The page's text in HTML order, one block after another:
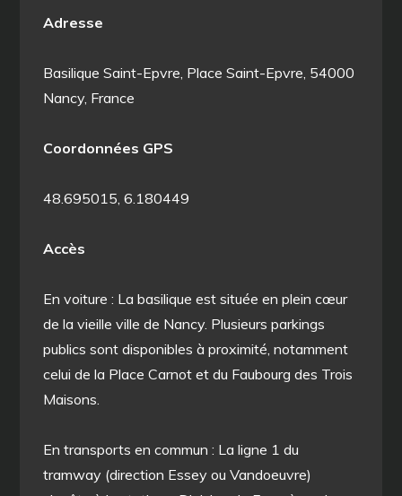
Adresse
Basilique Saint-Epvre, Place Saint-Epvre, 54000
Nancy, France
Coordonnées GPS
48.695015, 6.180449
Accès
En voiture : La basilique est située en plein cœur
de la vieille ville de Nancy. Plusieurs parkings
publics sont disponibles à proximité, notamment
celui de la Place Carnot et du Faubourg des Trois
Maisons.
En transports en commun : La ligne 1 du
tramway (direction Essey ou Vandoeuvre)